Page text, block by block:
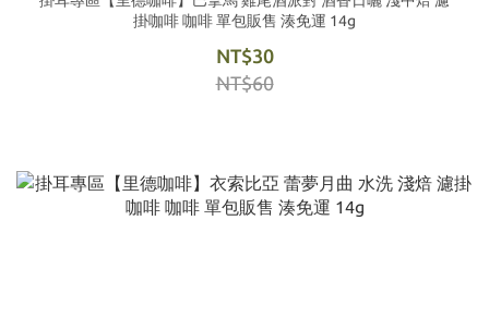
掛咖啡 咖啡 單包販售 湊免運 14g
NT$30
NT$60